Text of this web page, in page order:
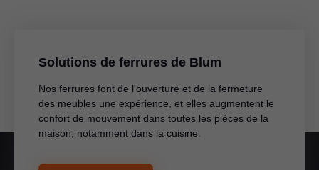
Solutions de ferrures de Blum
Nos ferrures font de l'ouverture et de la fermeture
des meubles une expérience, et elles augmentent le
confort de mouvement dans toutes les pièces de la
maison, notamment dans la cuisine.